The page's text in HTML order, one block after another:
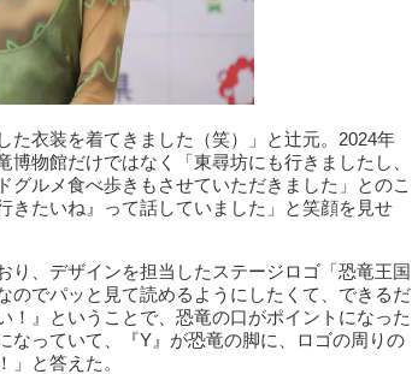
衣装を着てきました（笑）」と辻元。2024年
物館だけではなく「東尋坊にも行きましたし、
ルメ食べ歩きもさせていただきました」とのこ
きたいね』って話していました」と笑顔を見せ
、デザインを担当したステージロゴ「恐竜王国
のでパッと見て読めるようにしたくて、できるだ
』ということで、恐竜の口がポイントになった
なっていて、『Y』が恐竜の脚に、ロゴの周りの
と答えた。